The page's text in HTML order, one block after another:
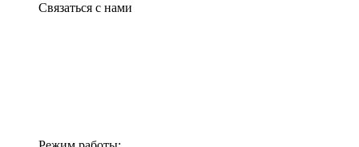
Связаться с нами